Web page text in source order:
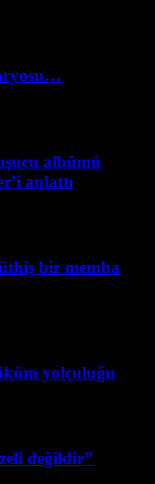
albümü
anlattı
bir memba
yolculuğu
değildir”